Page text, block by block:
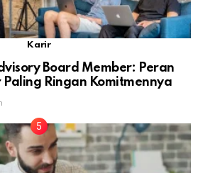
Karir
Board Member: Peran
Paling Ringan Komitmennya